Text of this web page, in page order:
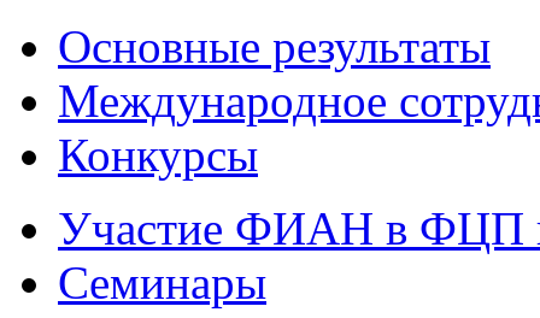
Основные результаты
Международное
Конкурсы
Участие ФИАН в ФЦП
Семинары